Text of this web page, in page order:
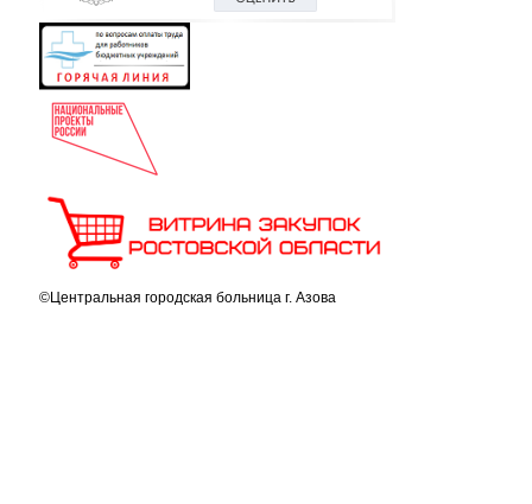
©Центральная городская больница г. Азова